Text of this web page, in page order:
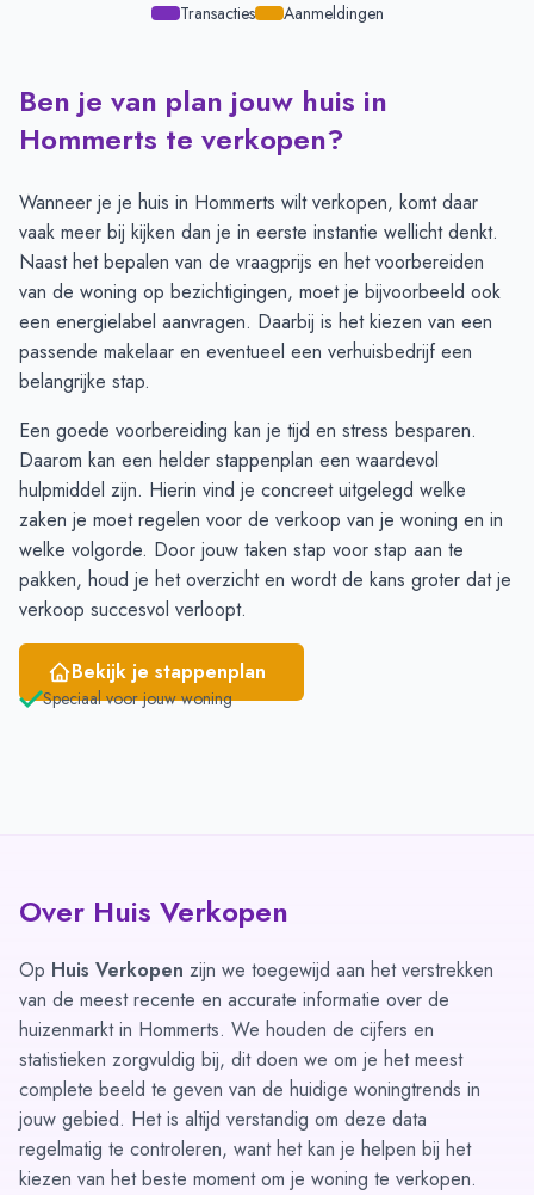
Transacties Aanmeldingen
Transacties en aanmeldingen per maand - Hommerts
Maand
Transacties
Aanmeldingen
Juli
1
1
2
September
1
3
Oktober
2
November
2
December
Januari
1
1
Februari
1
April
1
-
Mei
1
-
Juni
- -
Ben je van plan jouw huis in
Hommerts te verkopen?
Wanneer je je huis in Hommerts wilt verkopen, komt daar
vaak meer bij kijken dan je in eerste instantie wellicht denkt.
Naast het bepalen van de vraagprijs en het voorbereiden
van de woning op bezichtigingen, moet je bijvoorbeeld ook
een energielabel aanvragen. Daarbij is het kiezen van een
passende makelaar en eventueel een verhuisbedrijf een
belangrijke stap.
Een goede voorbereiding kan je tijd en stress besparen.
Daarom kan een helder stappenplan een waardevol
hulpmiddel zijn. Hierin vind je concreet uitgelegd welke
zaken je moet regelen voor de verkoop van je woning en in
welke volgorde. Door jouw taken stap voor stap aan te
pakken, houd je het overzicht en wordt de kans groter dat je
verkoop succesvol verloopt.
Bekijk je stappenplan
Speciaal voor jouw woning
Over Huis Verkopen
Op Huis Verkopen zijn we toegewijd aan het verstrekken
van de meest recente en accurate informatie over de
huizenmarkt in Hommerts. We houden de cijfers en
statistieken zorgvuldig bij, dit doen we om je het meest
complete beeld te geven van de huidige woningtrends in
jouw gebied. Het is altijd verstandig om deze data
regelmatig te controleren, want het kan je helpen bij het
kiezen van het beste moment om je woning te verkopen.